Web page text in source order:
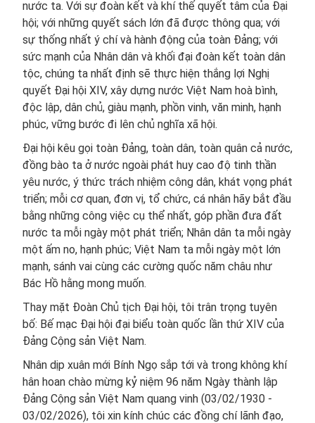
nước ta. Với sự đoàn kết và khí thế quyết tâm của Đại
hội; với những quyết sách lớn đã được thông qua; với
sự thống nhất ý chí và hành động của toàn Đảng; với
sức mạnh của Nhân dân và khối đại đoàn kết toàn dân
tộc, chúng ta nhất định sẽ thực hiện thắng lợi Nghị
quyết Đại hội XIV, xây dựng nước Việt Nam hoà bình,
độc lập, dân chủ, giàu mạnh, phồn vinh, văn minh, hạnh
phúc, vững bước đi lên chủ nghĩa xã hội.
Đại hội kêu gọi toàn Đảng, toàn dân, toàn quân cả nước,
đồng bào ta ở nước ngoài phát huy cao độ tinh thần
yêu nước, ý thức trách nhiệm công dân, khát vọng phát
triển; mỗi cơ quan, đơn vị, tổ chức, cá nhân hãy bắt đầu
bằng những công việc cụ thể nhất, góp phần đưa đất
nước ta mỗi ngày một phát triển; Nhân dân ta mỗi ngày
một ấm no, hạnh phúc; Việt Nam ta mỗi ngày một lớn
mạnh, sánh vai cùng các cường quốc năm châu như
Bác Hồ hằng mong muốn.
Thay mặt Đoàn Chủ tịch Đại hội, tôi trân trọng tuyên
bố: Bế mạc Đại hội đại biểu toàn quốc lần thứ XIV của
Đảng Cộng sản Việt Nam.
Nhân dịp xuân mới Bính Ngọ sắp tới và trong không khí
hân hoan chào mừng kỷ niệm 96 năm Ngày thành lập
Đảng Cộng sản Việt Nam quang vinh (03/02/1930 -
03/02/2026), tôi xin kính chúc các đồng chí lãnh đạo,